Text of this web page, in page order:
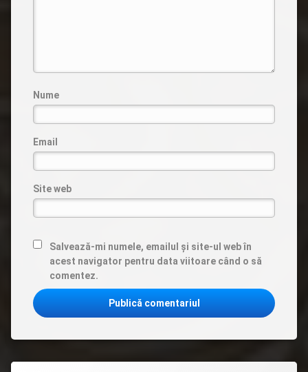
Nume
Email
Site web
Salvează-mi numele, emailul și site-ul web în
acest navigator pentru data viitoare când o să
comentez.